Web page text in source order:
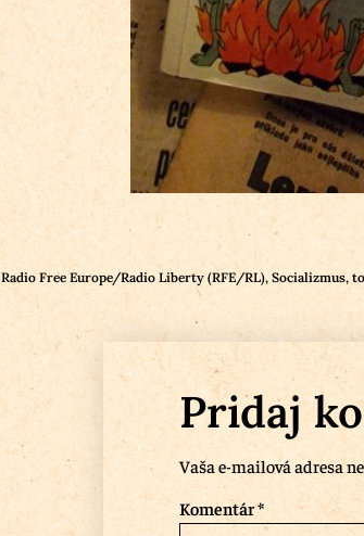
Radio Free Europe/Radio Liberty (RFE/RL), Socializmus,
Pridaj
Vaša e-mailová adresa
Komentár*